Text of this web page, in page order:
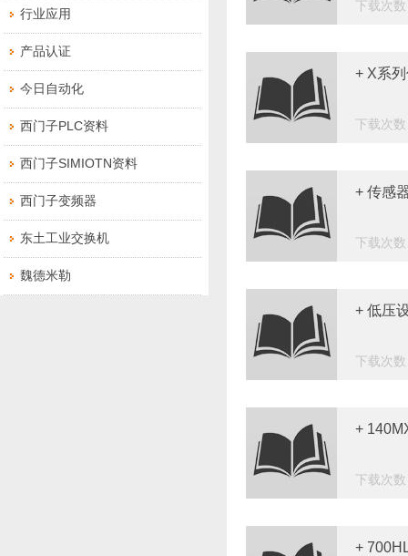
行业应用
产品认证
今日自动化
西门子PLC资料
西门子SIMIOTN资料
西门子变频器
东土工业交换机
魏德米勒
下载次
+ X系
下载次
+ 传感
下载次
+ 低压
下载次
+
下载次
+